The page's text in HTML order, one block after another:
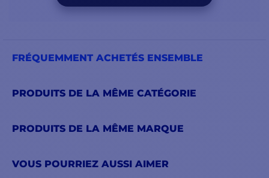
FRÉQUEMMENT ACHETÉS ENSEMBLE
PRODUITS DE LA MÊME CATÉGORIE
PRODUITS DE LA MÊME MARQUE
VOUS POURRIEZ AUSSI AIMER